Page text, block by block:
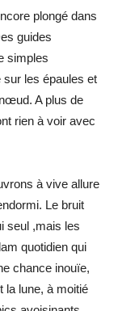
plongé dans
guides
simples
sur les épaules et
A plus de
rien à voir avec
à vive allure
Le bruit
seul ,mais les
quotidien qui
chance inouïe,
la lune, à moitié